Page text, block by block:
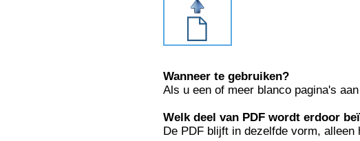
Wanneer te gebruiken?
Als u een of meer blanco pagina's
Welk deel van PDF wordt erdoor
De PDF blijft in dezelfde vorm, alleen